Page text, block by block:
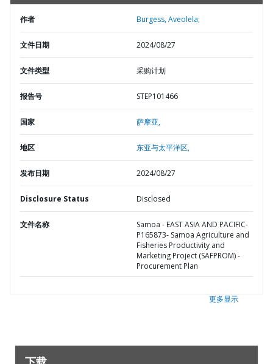
作者 Burgess, Aveolela;
文件日期 2024/08/27
文件类型 采购计划
报告号 STEP101466
国家 萨摩亚,
地区 东亚与太平洋区,
发布日期 2024/08/27
Disclosure Status Disclosed
文件名称
Samoa - EAST ASIA AND PACIFIC-
P165873- Samoa Agriculture and
Fisheries Productivity and
Marketing Project (SAFPROM) -
Procurement Plan
更多显示